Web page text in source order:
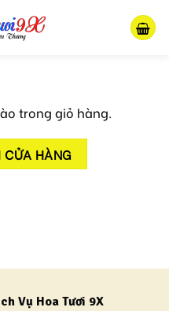
trong giỏ hàng.
CỬA HÀNG
Vụ Hoa Tươi 9X